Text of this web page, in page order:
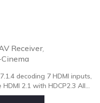
Receiver,
decoding 7 HDMI inputs,
2.1 with HDCP2.3 All...